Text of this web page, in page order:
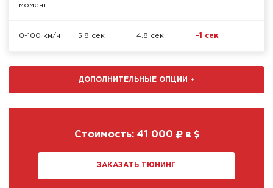
момент
0-100 км/ч 5.8 сек 4.8 сек -1 сек
ДОПОЛНИТЕЛЬНЫЕ ОПЦИИ +
Стоимость: 41 000 в
ЗАКАЗАТЬ ТЮНИНГ